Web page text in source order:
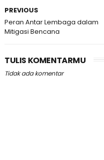
PREVIOUS
Peran Antar Lembaga dalam
Mitigasi Bencana
TULIS KOMENTARMU
Tidak ada komentar